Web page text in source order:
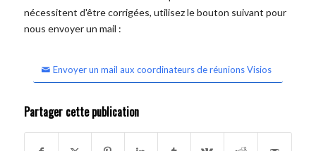
nécessitent d'être corrigées, utilisez le bouton suivant pour
nous envoyer un mail :
Envoyer un mail aux coordinateurs de réunions Visios
Partager cette publication